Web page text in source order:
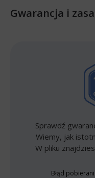
Gwarancja i
Sprawdź
Wiemy, jak
W pliku
Błąd